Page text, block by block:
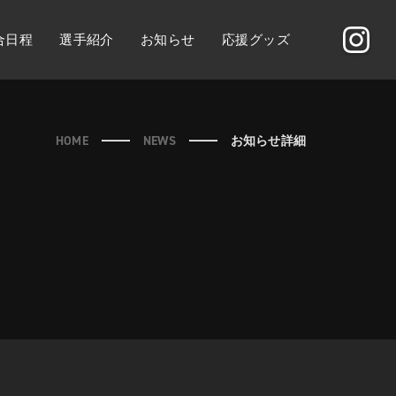
日程 選手紹介 お知らせ 応援グッズ
HOME NEWS お知らせ詳細